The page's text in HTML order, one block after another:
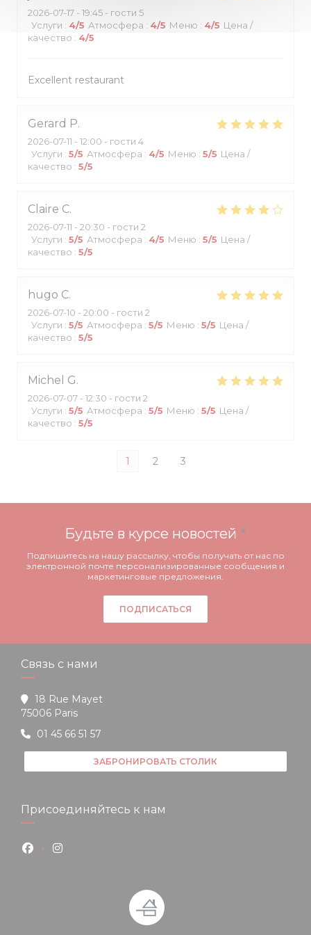
2026-07-17 - 19:45 - гости 5
Услуги : 4/5 Атмосфера : 4/5 Меню : 4/5 Цена /
качество : 4/5
Excellent restaurant
Gerard P
2026-07-11 - 12:00 - гости 4
Услуги : 5/5 Атмосфера : 4/5 Меню : 5/5 Цена /
качество : 5/5
Claire C
2026-07-11 - 20:30 - гости 2
Услуги : 5/5 Атмосфера : 4/5 Меню : 5/5 Цена /
качество : 5/5
hugo C
2026-07-10 - 20:00 - гости 2
Услуги : 5/5 Атмосфера : 5/5 Меню : 5/5 Цена /
качество : 5/5
Michel G
2026-07-07 - 12:30 - гости 2
Услуги : 5/5 Атмосфера : 5/5 Меню : 5/5 Цена /
качество : 5/5
1 2 3
Будьте в курсе новостей *
Подпишитесь на нашу рассылку, чтобы получать от нас по
электронной почте персонализированные сообщения и
маркетинговые предложения.
ПОДПИСАТЬСЯ
Связь с нами
18 Rue Mayet
75006 Paris((открывается в новом окне))
01 45 66 51 57
ЗАБРОНИРОВАТЬ СТОЛИК
Присоединяйтесь к нам
Facebook ((открывается в новом окне))
Instagram ((открывается в новом окне))